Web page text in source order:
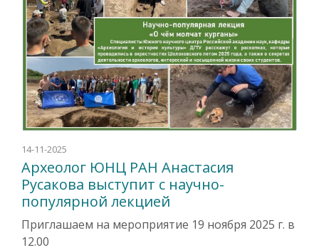
14-11-2025
Археолог ЮНЦ РАН Анастасия
Русакова выступит с научно-
популярной лекцией
Приглашаем на мероприятие 19 ноября 2025 г. в
12.00